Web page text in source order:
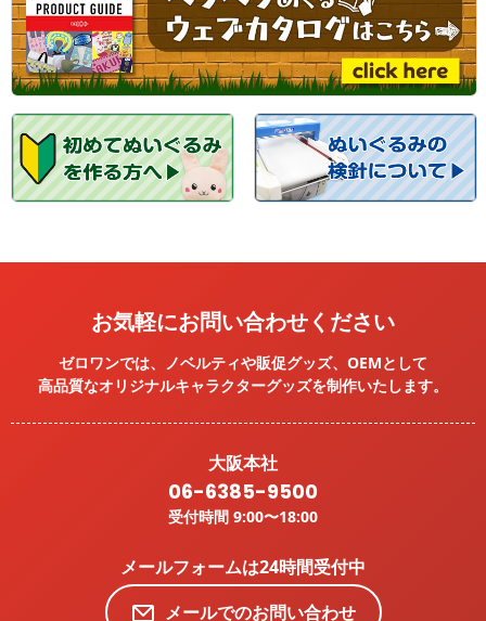
お気軽にお問い合わせください
ゼロワンでは、ノベルティや販促グッズ、OEMとして
高品質なオリジナルキャラクターグッズを制作いたします。
大阪本社
06-6385-9500
受付時間 9:00〜18:00
メールフォームは24時間受付中
メールでのお問い合わせ